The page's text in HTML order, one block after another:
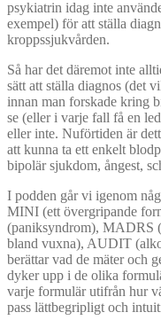
psykiatrin idag inte
exempel) för att ställa
kroppssjukvården.
Så har det däremot inte
sätt att ställa diagnos (det
innan man forskade kring
se (eller i varje fall få en
eller inte. Nuförtiden är
att kunna ta ett enkelt
bipolär sjukdom, ångest,
I podden går vi igenom
MINI (ett övergripande
(paniksyndrom), MADRS
bland vuxna), AUDIT
berättar vad de mäter och
dyker upp i de olika
varje formulär utifrån hur
pass lättbegripligt och